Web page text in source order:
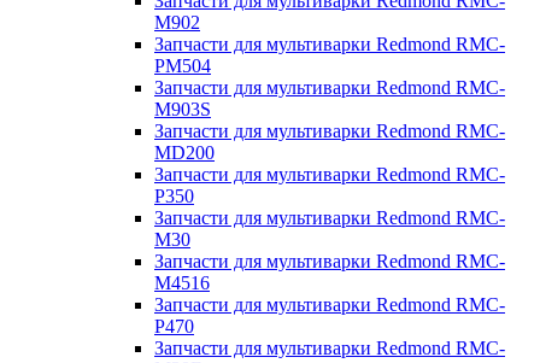
M902
Запчасти для мультиварки Redmond RMC-
PM504
Запчасти для мультиварки Redmond RMC-
M903S
Запчасти для мультиварки Redmond RMC-
MD200
Запчасти для мультиварки Redmond RMC-
P350
Запчасти для мультиварки Redmond RMC-
M30
Запчасти для мультиварки Redmond RMC-
M4516
Запчасти для мультиварки Redmond RMC-
P470
Запчасти для мультиварки Redmond RMC-